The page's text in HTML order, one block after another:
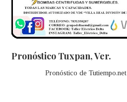
Pronóstico Tuxpan, Ver.
Pronóstico de Tutiempo.net